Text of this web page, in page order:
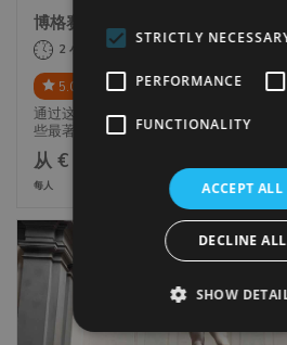
随后，你将探索罗马的七座山丘之一——
马城最古老的部分，提供令人叹为观止的
恒之城的起源。
加入我们，踏上这段无与伦比的时光之
的辉煌。
接下来，参观罗马广场，这是罗马不可错
在保存完好的废墟中，沉浸在罗马帝国的
国曾是世界上最强大的文明。
帕拉蒂尼山
在帕拉蒂尼山结束您的体验，这是城市
罗马的七座山丘之一。在这里，您可以俯
人叹为观止的景色，提供了一个独特的视
景观。
博格赛美术馆免排队门票
2 小时
5.00
通过这张免排队票参观罗马的博尔盖塞美
些最著名的艺术作品。博尔盖塞美术馆位
之一——博尔盖塞别墅的中心，拥有文艺
杰出收藏。
博尔盖塞美术馆成立于1903年，拥有卡
香和贝尔尼尼等世界著名艺术家的作品。
尔尼尼的《阿波罗与达芙妮》、提香的《
拉斐尔的《耶稣下葬》。
博尔盖塞美术馆不仅仅是一个博物馆，
术和历史的旅程。凭借这张免排队票，
待，尽情享受你的参观之旅，无压力地
从 € 43,75
每人
STRICTLY
PERFORMANCE
FUNCTIONALITY
ACCEPT ALL
DECLINE ALL
SHOW